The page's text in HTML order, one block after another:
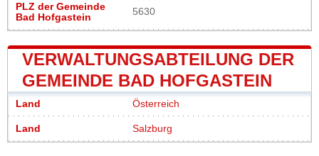
PLZ der Gemeinde
Bad Hofgastein
5630
VERWALTUNGSABTEILUNG DER
GEMEINDE BAD HOFGASTEIN
Land Österreich
Land Salzburg